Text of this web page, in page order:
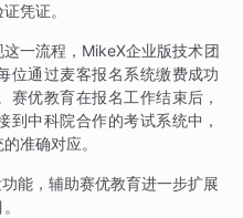
凭证。
一流程，MikeX企业版技术团
位通过麦客报名系统缴费成功
赛优教育在报名工作结束后，
到中科院合作的考试系统中，
准确对应。
能，辅助赛优教育进一步扩展